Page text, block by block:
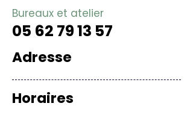
Bureaux et atelier
05 62 79 13 57
Adresse
Horaires